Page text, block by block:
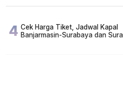
4 Cek Harga Tiket, Jadwal Kapal
Banjarmasin-Surabaya dan